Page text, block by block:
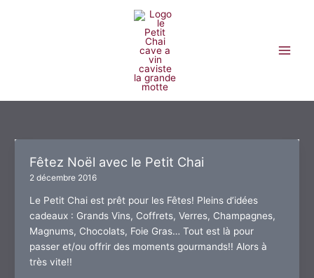
Fêtez Noël avec le Petit Chai
2 décembre 2016
Le Petit Chai est prêt pour les Fêtes! Pleins d’idées
cadeaux : Grands Vins, Coffrets, Verres, Champagnes,
Magnums, Chocolats, Foie Gras… Tout est là pour
passer et/ou offrir des moments gourmands!! Alors à
très vite!!